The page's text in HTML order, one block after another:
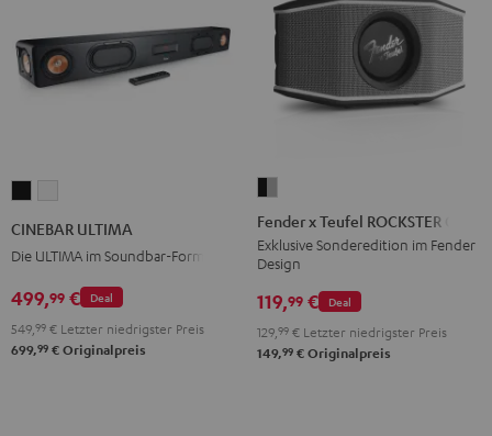
CINEBAR ULTIMA
Die ULTIMA im Soundbar-Format
Deal
499,99 €
549, 99 € Letzter niedrigster Preis
699,99 € Originalpreis
Teufel
ROCKSTER
GO
Black
Fender x Teufel ROCKSTER GO 2
Exklusive Sonderedition im Fender
Design
Deal
119,99 €
129, 99 € Letzter niedrigster Preis
149,99 € Originalpreis